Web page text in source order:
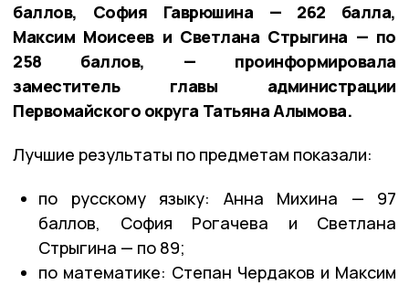
баллов, София Гаврюшина — 262 балла,
Максим Моисеев и Светлана Стрыгина — по
258 баллов, — проинформировала
заместитель главы администрации
Первомайского округа Татьяна Алымова.
Лучшие результаты по предметам показали:
по русскому языку: Анна Михина — 97
баллов, София Рогачева и Светлана
Стрыгина — по 89;
по математике: Степан Чердаков и Максим